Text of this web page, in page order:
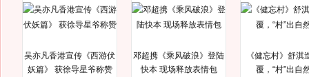
吴亦凡香港宣传《西游伏
妖篇》 获徐导星爷称赞
邓超携《乘风破浪》登陆
快本 现场释放表情包
《健忘村》舒淇
覆，“村”出自